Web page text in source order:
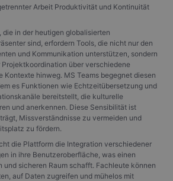
Arbeit Produktivität und Kontinuität
in der heutigen globalisierten
sind, erfordern Tools, die nicht nur den
und Kommunikation unterstützen, sondern
über verschiedene
Kontexte hinweg. MS Teams begegnet diesen
es Funktionen wie Echtzeitübersetzung und
bereitstellt, die kulturelle
und anerkennen. Diese Sensibilität ist
Missverständnisse zu vermeiden und
zu fördern.
die Plattform die Integration verschiedener
in ihre Benutzeroberfläche, was einen
und sicheren Raum schafft. Fachleute können
auf Daten zugreifen und mühelos mit